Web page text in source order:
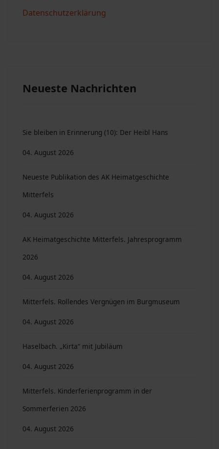
Datenschutzerklärung
Neueste Nachrichten
Sie bleiben in Erinnerung (10): Der Heibl Hans
04. August 2026
Neueste Publikation des AK Heimatgeschichte
Mitterfels
04. August 2026
AK Heimatgeschichte Mitterfels. Jahresprogramm
2026
04. August 2026
Mitterfels. Rollendes Vergnügen im Burgmuseum
04. August 2026
Haselbach. „Kirta“ mit Jubiläum
04. August 2026
Mitterfels. Kinderferienprogramm in der
Sommerferien 2026
04. August 2026